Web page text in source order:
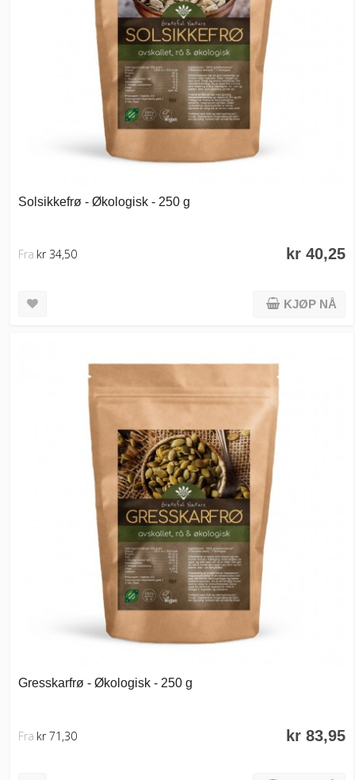
Solsikkefrø - Økologisk - 250 g
kr 40,25
Fra kr 34,50
KJØP NÅ
Gresskarfrø - Økologisk - 250 g
kr 83,95
Fra kr 71,30